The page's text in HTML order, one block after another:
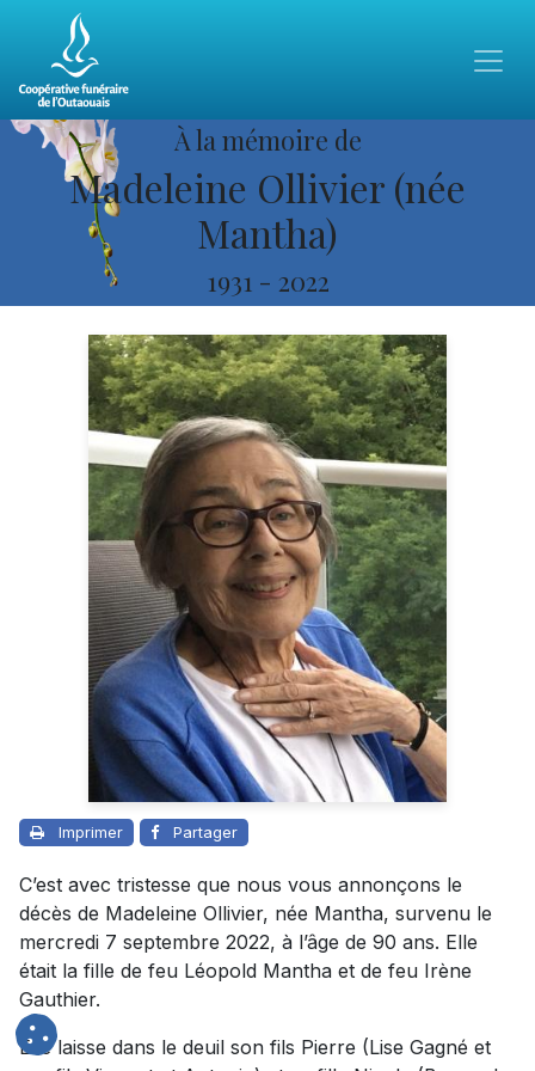
À la mémoire de
Madeleine Ollivier (née
Mantha)
1931 - 2022
Imprimer Partager
C’est avec tristesse que nous vous annonçons le
décès de Madeleine Ollivier, née Mantha, survenu le
mercredi 7 septembre 2022, à l’âge de 90 ans. Elle
était la fille de feu Léopold Mantha et de feu Irène
Gauthier.
Elle laisse dans le deuil son fils Pierre (Lise Gagné et